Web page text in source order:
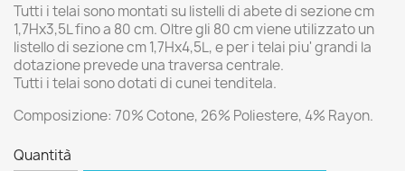
Tutti i telai sono montati su listelli di abete di sezione cm
1,7Hx3,5L fino a 80 cm. Oltre gli 80 cm viene utilizzato un
listello di sezione cm 1,7Hx4,5L, e per i telai piu' grandi la
dotazione prevede una traversa centrale.
Tutti i telai sono dotati di cunei tenditela.
Composizione: 70% Cotone, 26% Poliestere, 4% Rayon.
Quantità